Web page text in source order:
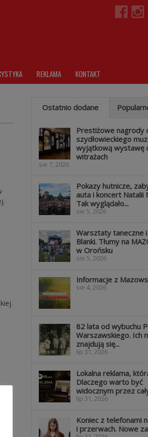
REKLAMA KONTAKT
Ostatnio dodane
Prestiżowe nagrody
szydłowieckiego
wyjątkową wystawę
witrażach
sie 7, 2026
Pokazy hutnicze,
auta i koncert Natalii
Tak wyglądało...
sie 5, 2026
Warsztaty taneczne
Blanki. Tłumy na
w Orońsku
sie 5, 2026
Informacje z
sie 4, 2026
82 lata od wybuchu
Warszawskiego. Ich
znajdują się...
lip 31, 2026
Lokalna reklama,
Dlaczego warto być
widocznym przez
lip 31, 2026
Koniec z telefonami
i przerwach. Nowe